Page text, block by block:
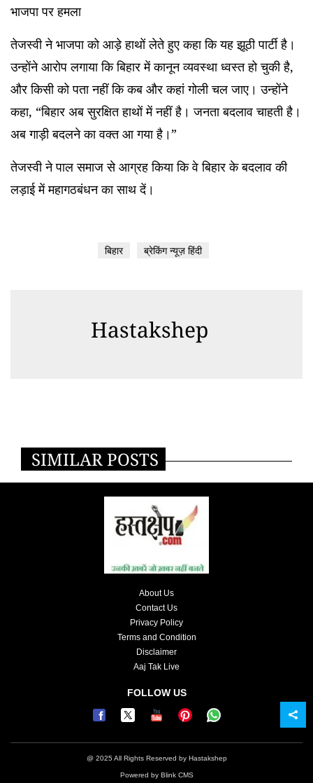
भाजपा पर हमला
तेजस्वी ने भाजपा को आड़े हाथों लेते हुए कहा कि यह झूठी पार्टी है।
उन्होंने आरोप लगाया कि बिहार में कानून व्यवस्था ध्वस्त हो चुकी है,
और किसी को पता नहीं कि कब और कहां गोली चल जाए। उन्होंने
कहा, “बिहार अब सुरक्षित हाथों में नहीं है। जनता बदलाव चाहती है।
अब गाड़ी बदलने का वक्त आ गया है।”
तेजस्वी ने पाल समाज से आग्रह किया कि वे बिहार के बदलाव की
लड़ाई में महागठबंधन का साथ दें।
बिहार ब्रेकिंग न्यूज़ हिंदी
Hastakshep
SIMILAR POSTS
About Us
Contact Us
Privacy Policy
Terms and Condition
Disclaimer
Aaj Tak Live
FOLLOW US
@ 2025 All Rights Reserved by Hastakshep
Powered by Blink CMS